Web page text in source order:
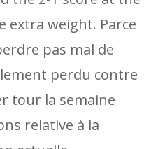
extra weight. Parce
pas mal de
perdu contre
tour la semaine
relative à la